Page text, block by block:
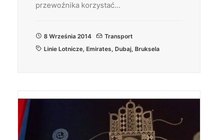
przewoźnika korzystać…
8 Września 2014
Transport
Linie Lotnicze, Emirates, Dubaj, Bruksela